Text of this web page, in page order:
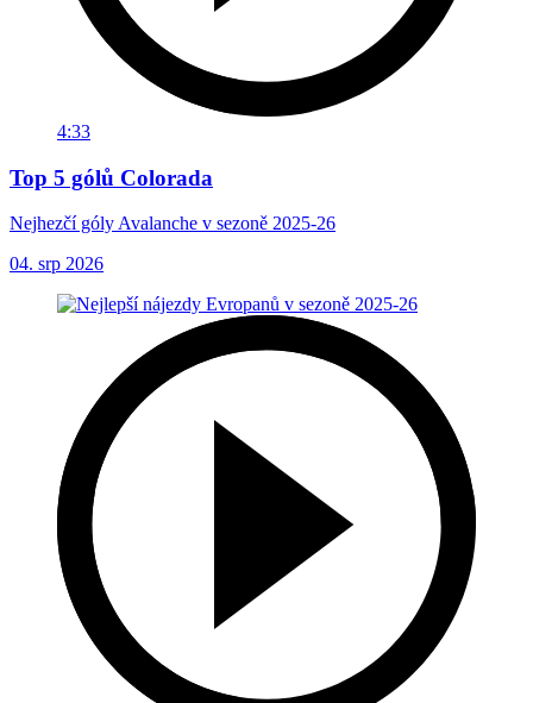
4:33
Top 5 gólů Colorada
Nejhezčí góly Avalanche v sezoně 2025-26
04. srp 2026